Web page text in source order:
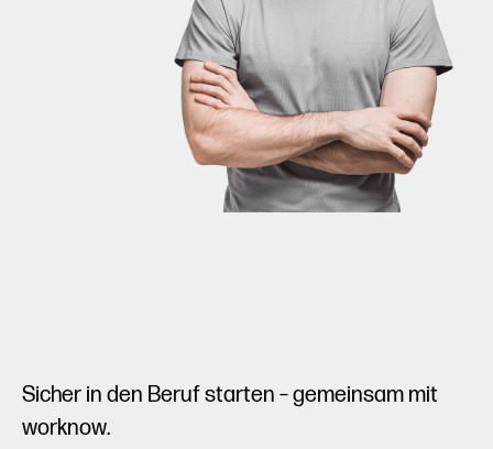
Sicher in den Beruf starten – gemeinsam mit
worknow.